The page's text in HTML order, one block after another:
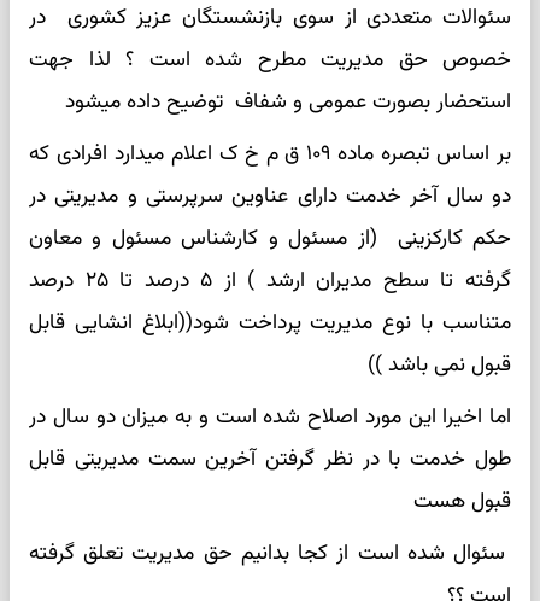
سئوالات متعددی از سوی بازنشستگان عزیز کشوری در
خصوص حق مدیریت مطرح شده است ؟ لذا جهت
استحضار بصورت عمومی و شفاف توضیح داده میشود
بر اساس تبصره ماده ۱۰۹ ق م خ ک اعلام میدارد افرادی که
دو سال آخر خدمت دارای عناوین سرپرستی و مدیریتی در
حکم کارکزینی (از مسئول و کارشناس مسئول و معاون
گرفته تا سطح مدیران ارشد ) از ۵ درصد تا ۲۵ درصد
متناسب با نوع مدیریت پرداخت شود((ابلاغ انشایی قابل
قبول نمی باشد ))
اما اخیرا این مورد اصلاح شده است و به میزان دو سال در
طول خدمت با در نظر گرفتن آخرین سمت مدیریتی قابل
قبول هست
سئوال شده است از کجا بدانیم حق مدیریت تعلق گرفته